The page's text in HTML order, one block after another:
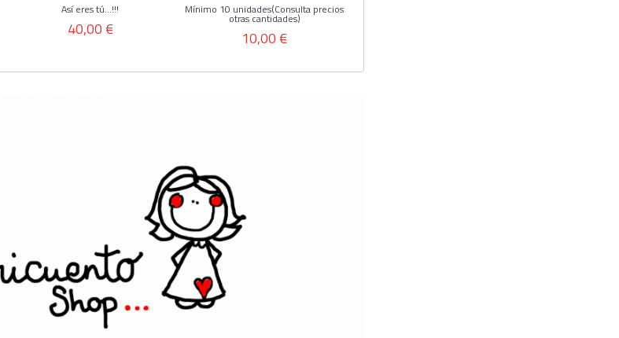
Así eres tú...!!!
40,00 €
Mínimo 10 unidades(Consulta precios
otras cantidades)
10,00 €